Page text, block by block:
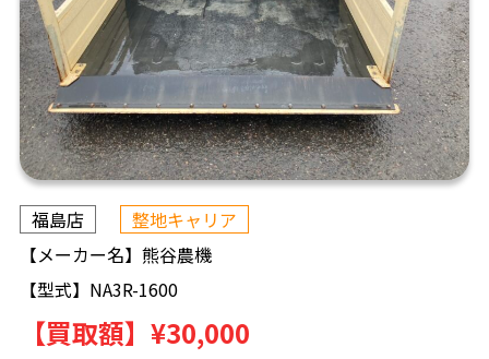
福島店
整地キャリア
【メーカー名】 熊谷農機
【型式】 NA3R-1600
【買取額】 ¥30,000